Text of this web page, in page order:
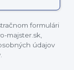
formulári
majster.sk,
údajov